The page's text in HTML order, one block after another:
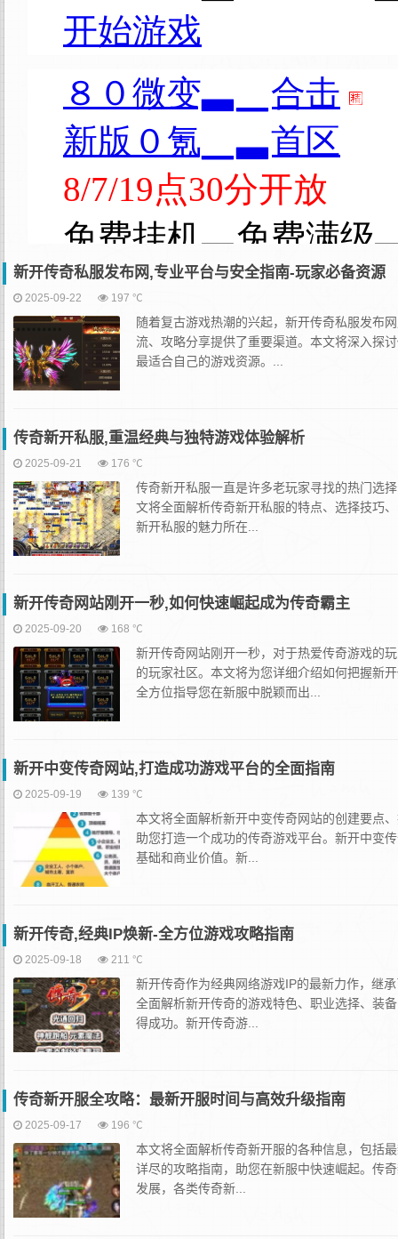
新开传奇私服发布网,专业平台与安全指南-玩家必备资源
2025-09-22 197 ℃
随着复古游戏热潮的兴起，新开传奇私服发布
流、攻略分享提供了重要渠道。本文将深入探
最适合自己的游戏资源。...
传奇新开私服,重温经典与独特游戏体验解析
2025-09-21 176 ℃
传奇新开私服一直是许多老玩家寻找的热门选
文将全面解析传奇新开私服的特点、选择技巧
新开私服的魅力所在...
新开传奇网站刚开一秒,如何快速崛起成为传奇霸主
2025-09-20 168 ℃
新开传奇网站刚开一秒，对于热爱传奇游戏的
的玩家社区。本文将为您详细介绍如何把握新
全方位指导您在新服中脱颖而出...
新开中变传奇网站,打造成功游戏平台的全面指南
2025-09-19 139 ℃
本文将全面解析新开中变传奇网站的创建要点
助您打造一个成功的传奇游戏平台。新开中变
基础和商业价值。新...
新开传奇,经典IP焕新-全方位游戏攻略指南
2025-09-18 211 ℃
新开传奇作为经典网络游戏IP的最新力作，继
全面解析新开传奇的游戏特色、职业选择、装
得成功。新开传奇游...
传奇新开服全攻略：最新开服时间与高效升级指南
2025-09-17 196 ℃
本文将全面解析传奇新开服的各种信息，包括
详尽的攻略指南，助您在新服中快速崛起。传
发展，各类传奇新...